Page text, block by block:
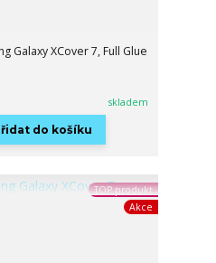
Galaxy XCover 7, Full Glue
skladem
do košíku
TOP produkt
Akce